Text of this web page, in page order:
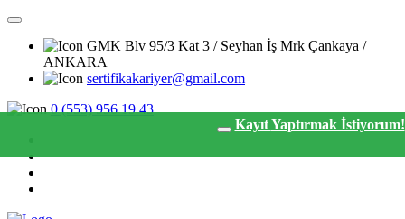
GMK Blv 95/3 Kat 3 / Seyhan İş Mrk Çankaya /
ANKARA
sertifikakariyer@gmail.com
0 (553) 956 19 43
KayıtYaptırmak İstiyorum!